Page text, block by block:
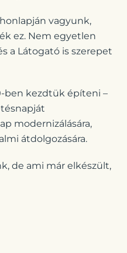
honlapján vagyunk,
ez. Nem egyetlen
a Látogató is szerepet
ben kezdtük építeni –
modernizálására,
átdolgozására.
de ami már elkészült,